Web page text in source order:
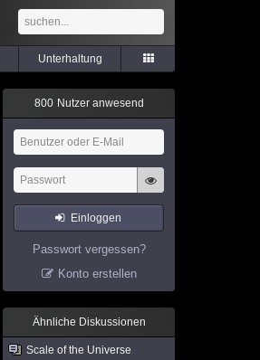
Unterhaltung
800 Nutzer anwesend
Einloggen
Passwort vergessen?
Konto erstellen
Ähnliche Diskussionen
Scale of the Universe